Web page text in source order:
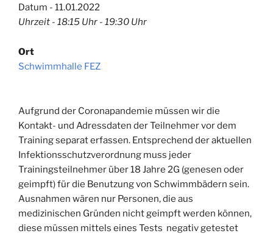
Datum - 11.01.2022
Uhrzeit - 18:15 Uhr - 19:30 Uhr
Ort
Schwimmhalle FEZ
Aufgrund der Coronapandemie müssen wir die
Kontakt- und Adressdaten der Teilnehmer vor dem
Training separat erfassen. Entsprechend der aktuellen
Infektionsschutzverordnung muss jeder
Trainingsteilnehmer über 18 Jahre 2G (genesen oder
geimpft) für die Benutzung von Schwimmbädern sein.
Ausnahmen wären nur Personen, die aus
medizinischen Gründen nicht geimpft werden können,
diese müssen mittels eines Tests negativ getestet